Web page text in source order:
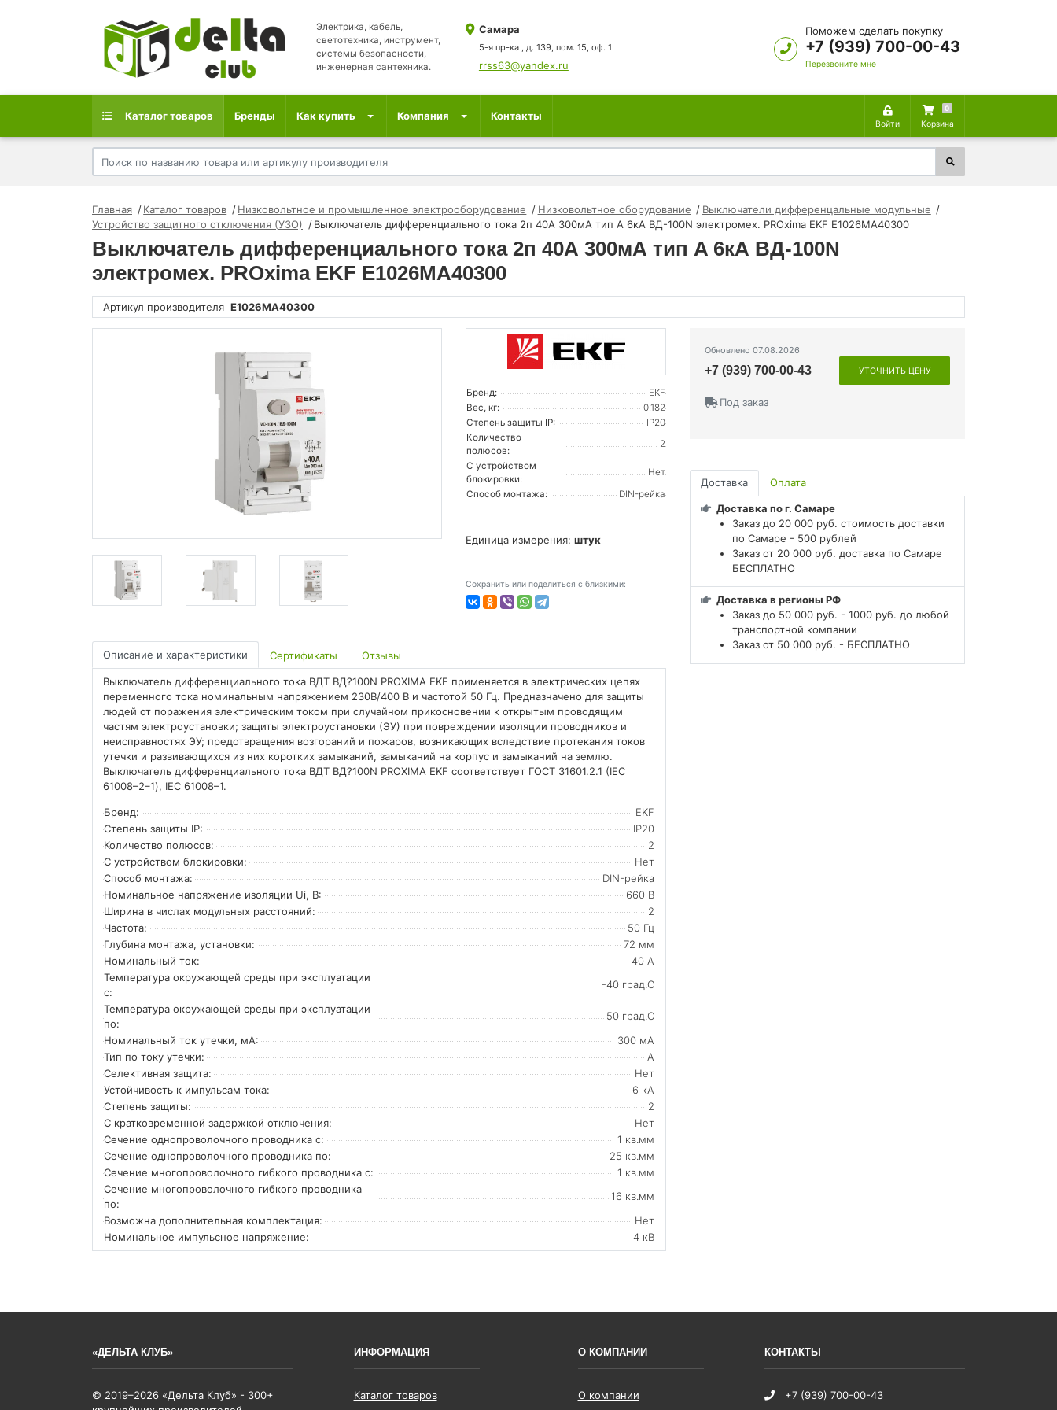
Электрика, кабель,
светотехника, инструмент,
системы безопасности,
инженерная сантехника.
Самара
5-я пр-ка , д. 139, пом. 15, оф. 1
rrss63@yandex.ru
Поможем сделать покупку
+7 (939) 700-00-43
Перезвоните мне
Каталог товаров Бренды Как купить Компания Контакты
Войти
0
Корзина
Главная Каталог товаров Низковольтное и промышленное электрооборудование Низковольтное оборудование
Выключатели дифференцальные модульные
Устройство защитного отключения (УЗО)
Выключатель дифференциального тока 2п 40А 300мА тип A 6кА ВД-100N электромех. PROxima EKF E1026MA40300
Выключатель дифференциального тока 2п 40А 300мА тип A 6кА ВД-100N
электромех. PROxima EKF E1026MA40300
Артикул производителя E1026MA40300
Бренд:
EKF
Вес, кг:
0.182
Степень защиты IP:
IP20
Количество
полюсов:
2
С устройством
блокировки:
Нет
Способ монтажа:
DIN-рейка
Единица измерения: штук
Сохранить или поделиться с близкими:
Обновлено 07.08.2026
+7 (939) 700-00-43 УТОЧНИТЬ ЦЕНУ
Под заказ
Доставка Оплата
Доставка по г. Самаре
Заказ до 20 000 руб. стоимость доставки
по Самаре - 500 рублей
Заказ от 20 000 руб. доставка по Самаре
БЕСПЛАТНО
Доставка в регионы РФ
Заказ до 50 000 руб. - 1000 руб. до любой
транспортной компании
Заказ от 50 000 руб. - БЕСПЛАТНО
Описание и характеристики
Сертификаты Отзывы
Выключатель дифференциального тока ВДТ ВД?100N PROXIMA EKF применяется в электрических цепях
переменного тока номинальным напряжением 230В/400 В и частотой 50 Гц. Предназначено для защиты
людей от поражения электрическим током при случайном прикосновении к открытым проводящим
частям электроустановки; защиты электроустановки (ЭУ) при повреждении изоляции проводников и
неисправностях ЭУ; предотвращения возгораний и пожаров, возникающих вследствие протекания токов
утечки и развивающихся из них коротких замыканий, замыканий на корпус и замыканий на землю.
Выключатель дифференциального тока ВДТ ВД?100N PROXIMA EKF соответствует ГОСТ 31601.2.1 (IEC
61008–2–1), IEC 61008–1.
Бренд:
EKF
Степень защиты IP:
IP20
Количество полюсов:
2
С устройством блокировки:
Нет
Способ монтажа:
DIN-рейка
Номинальное напряжение изоляции Ui, В:
660 В
Ширина в числах модульных расстояний:
2
Частота:
50 Гц
Глубина монтажа, установки:
72 мм
Номинальный ток:
40 А
Температура окружающей среды при эксплуатации
с:
-40 град.C
Температура окружающей cреды при эксплуатации
по:
50 град.C
Номинальный ток утечки, мА:
300 мА
Тип по току утечки:
A
Селективная защита:
Нет
Устойчивость к импульсам тока:
6 кА
Степень защиты:
2
С кратковременной задержкой отключения:
Нет
Сечение однопроволочного проводника с:
1 кв.мм
Сечение однопроволочного проводника по:
25 кв.мм
Сечение многопроволочного гибкого проводника с:
1 кв.мм
Сечение многопроволочного гибкого проводника
по:
16 кв.мм
Возможна дополнительная комплектация:
Нет
Номинальное импульсное напряжение:
4 кВ
«ДЕЛЬТА КЛУБ»
© 2019–2026 «Дельта Клуб» - 300+
ИНФОРМАЦИЯ
Каталог товаров
О КОМПАНИИ
О компании
КОНТАКТЫ
+7 (939) 700-00-43